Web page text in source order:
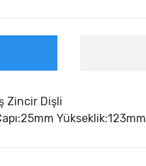
Zincir Dişli
Yükseklik:123mm